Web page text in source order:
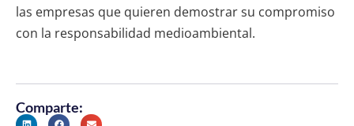
las empresas que quieren demostrar su compromiso
con la responsabilidad medioambiental.
Comparte: